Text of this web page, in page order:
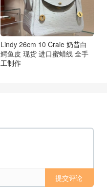
Lindy 26cm 10 Craie 奶昔白
鳄鱼皮 现货 进口蜜蜡线 全手
工制作
提交评论